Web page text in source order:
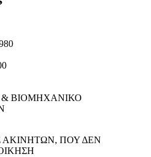
ΒΙΟΜΗΧΑΝΙΚΟ
ΑΚΙΝΗΤΩΝ, ΠΟΥ ΔΕΝ